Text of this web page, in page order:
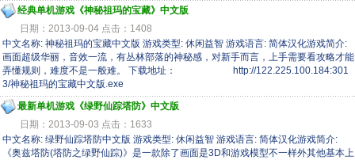
经典单机游戏《神秘祖玛的宝藏》中文版
日期：2013-09-04 点击：1408
中文名称: 神秘祖玛的宝藏中文版 游戏类型: 休闲益智 游戏语言: 简体汉化游戏简介:
画面超级华丽，音效一流，有丛林部落的神秘感，对新手而言，上手需要看攻略才能
弄懂规则，难度不是一般难。 下载地址： http://122.225.100.184:301
3/神秘祖玛的宝藏中文版.exe
最新单机游戏《绿野仙踪塔防》中文版
日期：2013-09-03 点击：1633
中文名称: 绿野仙踪塔防中文版 游戏类型: 休闲益智 游戏语言: 简体汉化游戏简介:
《奥兹塔防(塔防之绿野仙踪)》是一款除了画面是3D和游戏模型不一样外其他基本上